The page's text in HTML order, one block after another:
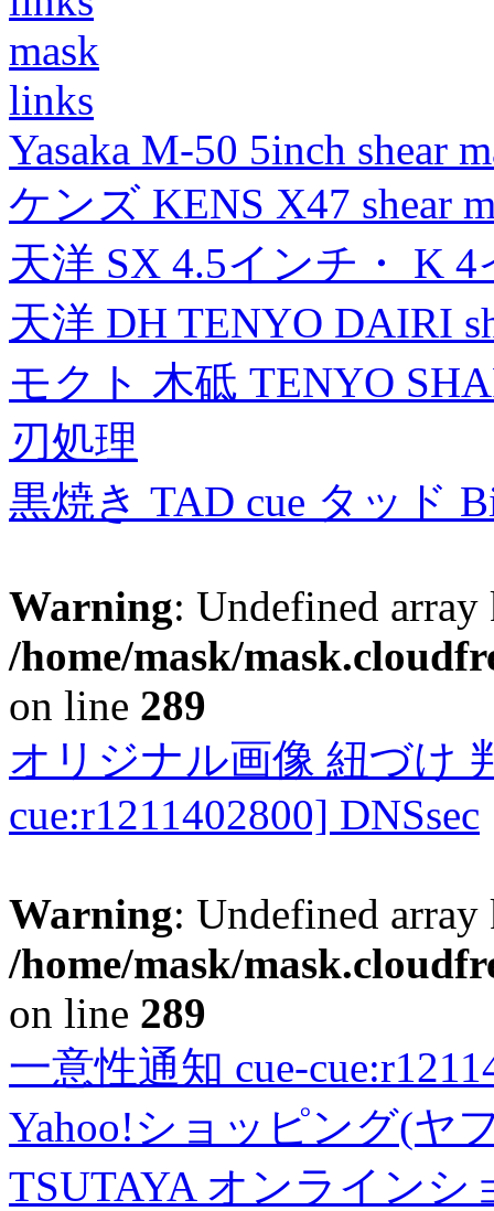
mask
links
Yasaka M-50 5inch shear
ケンズ KENS X47 shear
天洋 SX 4.5インチ・ K
天洋 DH TENYO DAIRI
モクト 木砥 TENYO
刃処理
黒焼き TAD cue タッド
Warning: Undefined
/home/mask/
on line 289
オリジナル画像 紐づけ
cue:r1211402800] DNSsec
Warning: Undefined
/home/mask/
on line 289
一意性通知 cue-
Yahoo!ショッピング(ヤ
TSUTAYA オンラインシ